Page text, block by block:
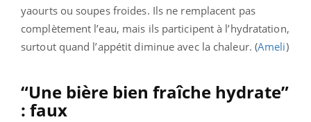
yaourts ou soupes froides. Ils ne remplacent pas
complètement l’eau, mais ils participent à l’hydratation,
surtout quand l’appétit diminue avec la chaleur. (Ameli)
“Une bière bien fraîche hydrate”
: faux